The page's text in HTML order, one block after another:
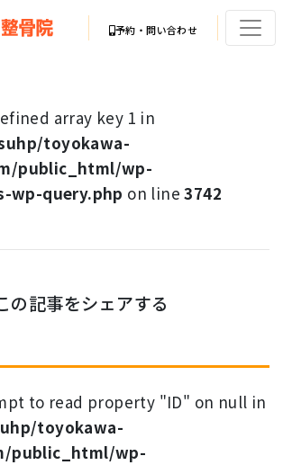
予約・問い合わせ
array key 1 in
toyokawa-
public_html/wp-
wp-query.php on line3742
の記事をシェアする
to read property "ID" on null in
toyokawa-
public_html/wp-